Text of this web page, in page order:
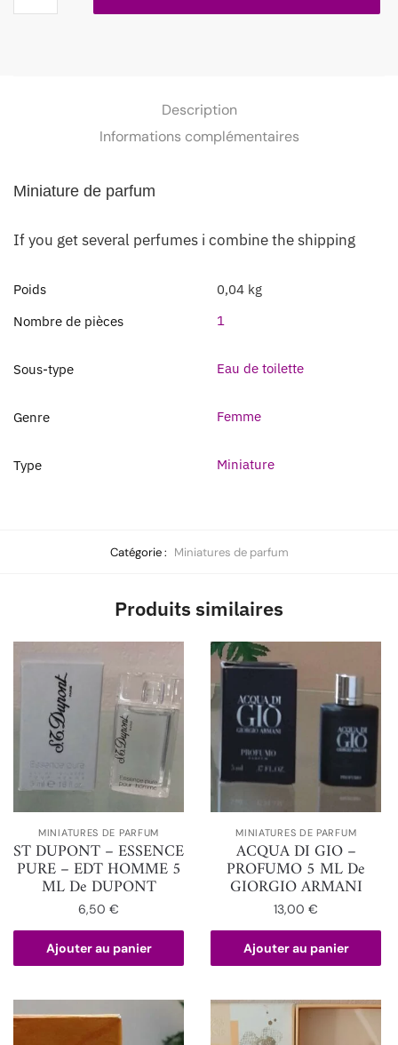
Description
Informations complémentaires
Miniature de parfum
If you get several perfumes i combine the shipping
Poids
0,04 kg
Nombre de pièces
1
Sous-type Eau de toilette
Genre Femme
Type Miniature
Catégorie : Miniatures de parfum
Produits similaires
MINIATURES DE PARFUM
ST DUPONT – ESSENCE
PURE – EDT HOMME 5
ML De DUPONT
6,50€
Ajouter au panier
MINIATURES DE PARFUM
ACQUA DI GIO –
PROFUMO 5 ML De
GIORGIO ARMANI
13,00€
Ajouter au panier